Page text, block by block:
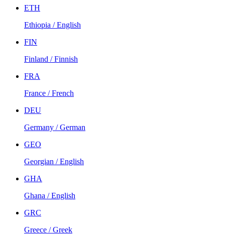
ETH
Ethiopia / English
FIN
Finland / Finnish
FRA
France / French
DEU
Germany / German
GEO
Georgian / English
GHA
Ghana / English
GRC
Greece / Greek